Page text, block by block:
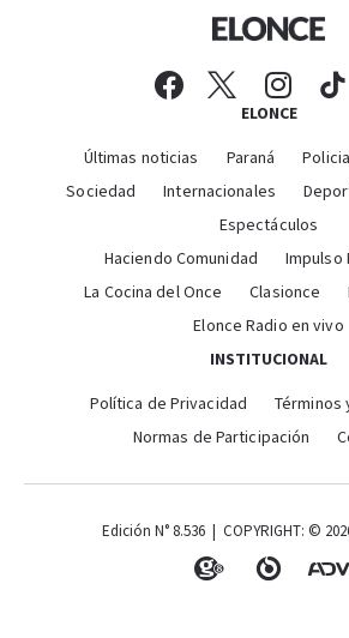
ELONCE
Últimas noticias Paraná
Sociedad
Internacionales
Espectáculos
Haciendo Comunidad
Impulso
La Cocina del Once
Clasionce
Elonce Radio en vivo
INSTITUCIONAL
Política de Privacidad
Términos
Normas de Participación
Edición N° 8.536 | COPYRIGHT: ©